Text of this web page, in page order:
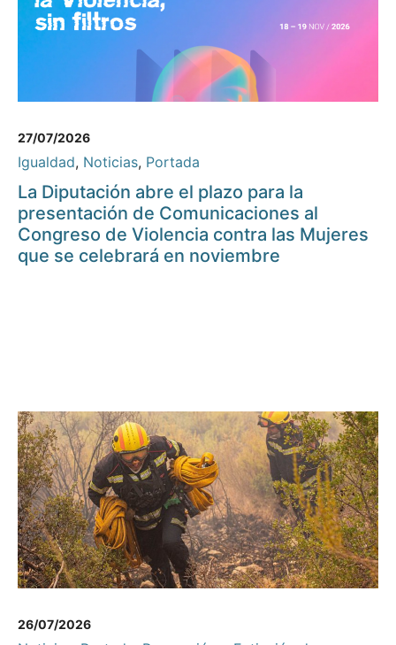
27/07/2026
Igualdad, Noticias, Portada
La Diputación abre el plazo para la
presentación de Comunicaciones al
Congreso de Violencia contra las Mujeres
que se celebrará en noviembre
26/07/2026